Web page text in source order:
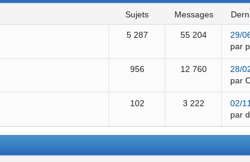
sujets messages
5 287 55 204
29/
par
956 12 760
28/
par
102 3 222
02/
par